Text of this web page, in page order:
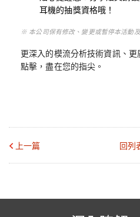
耳機的抽獎資格哦！
※ 本公司保有修改、變更或暫停本活動
更深入的模流分析技術資訊、
點擊，盡在您的指尖。
上一篇 回列